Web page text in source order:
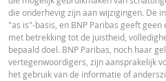
die onderhevig zijn aan wijzigingen. De
"as is"-basis, en BNP Paribas geeft
met betrekking tot de juistheid,
bepaald doel. BNP Paribas, noch haar
vertegenwoordigers, zijn aansprakelijk
het gebruik van de informatie of